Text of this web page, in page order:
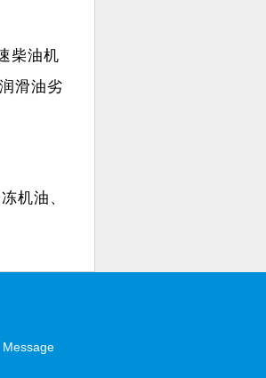
柴油机
滑油劣
机油、
Message